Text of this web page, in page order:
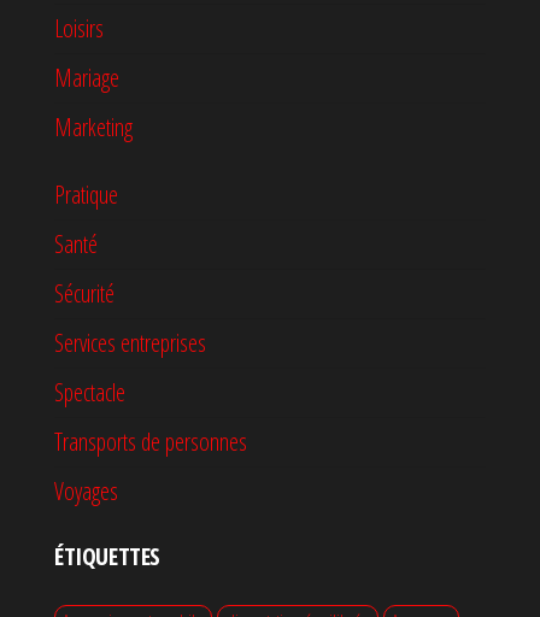
Loisirs
Mariage
Marketing
Pratique
Santé
Sécurité
Services entreprises
Spectacle
Transports de personnes
Voyages
ÉTIQUETTES